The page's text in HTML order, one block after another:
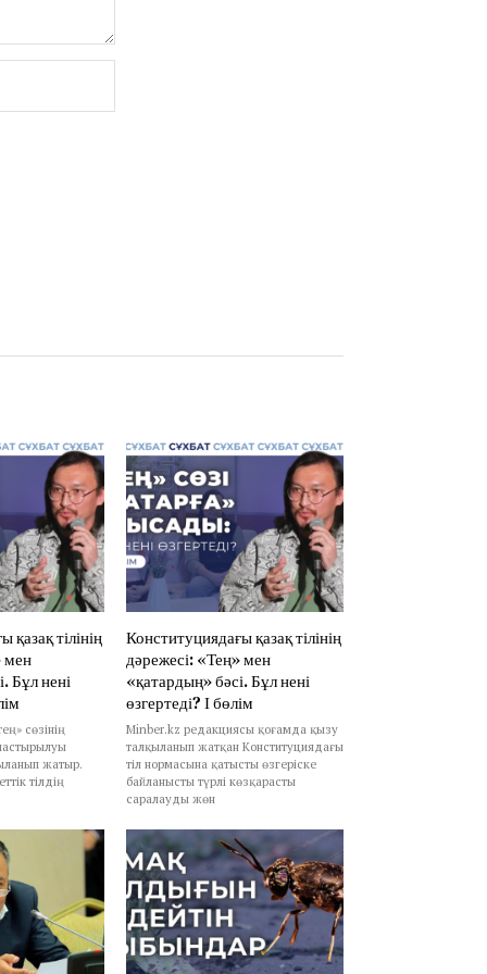
қазақ тілінің
мен
Бұл нені
сөзінің
жатыр.
тілдің
Конституциядағы қазақ тілінің
дәрежесі: «Тең» мен
«қатардың» бәсі. Бұл нені
өзгертеді? І бөлім
Minber.kz редакциясы қоғамда қызу
талқыланып жатқан Конституциядағы
тіл нормасына қатысты өзгеріске
байланысты түрлі көзқарасты
саралауды жөн